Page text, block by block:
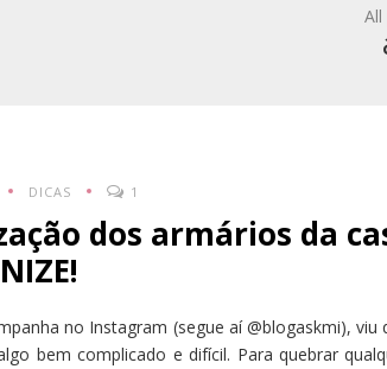
DICAS 1
dos armários da
no Instagram (segue aí @blogaskmi), viu
bem complicado e difícil. Para quebrar